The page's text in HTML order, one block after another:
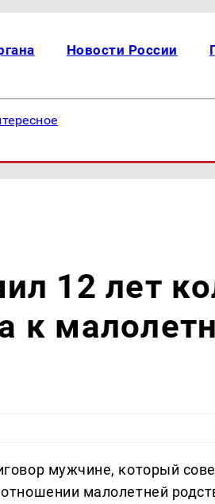
Новости России
12 лет
к
мужчине, который
отношении малолетней